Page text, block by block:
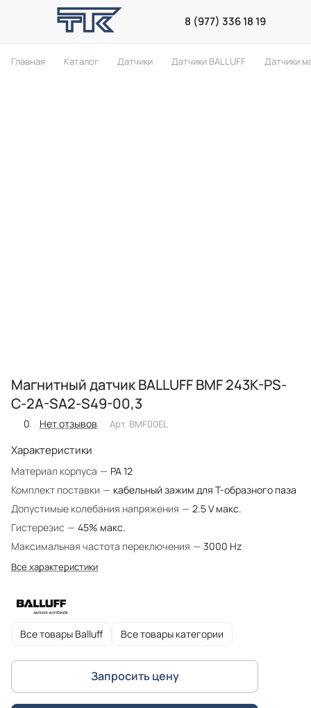
8 (977) 336 18 19
Главная Каталог Датчики Датчики BALLUFF Датчики
Магнитный датчик BALLUFF BMF 243K-PS-
C-2A-SA2-S49-00,3
0 Нет отзывов Арт. BMF00EL
Характеристики
Материал корпуса — PA 12
Комплект поставки — кабельный зажим для T-образного паза
Допустимые колебания напряжения — 2.5 V макс.
Гистерезис — 45% макс.
Максимальная частота переключения — 3000 Hz
Все характеристики
Все товары Balluff Все товары категории
Запросить цену